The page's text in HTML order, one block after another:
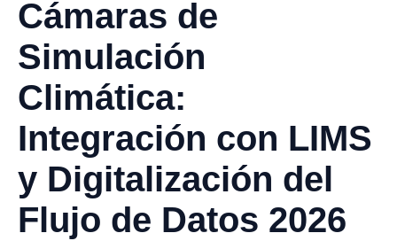
Cámaras de
Simulación
Climática:
Integración con LIMS
y Digitalización del
Flujo de Datos 2026